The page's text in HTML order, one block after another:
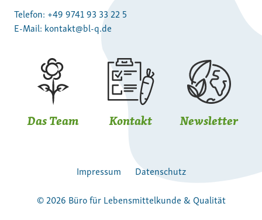
Telefon: +49 9741 93 33 22 5
E-Mail: kontakt@bl-q.de
Das Team Kontakt Newsletter
Impressum
Datenschutz
© 2026 Büro für Lebensmittelkunde & Qualität